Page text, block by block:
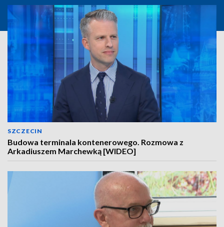
SZCZECIN
Budowa terminala kontenerowego. Rozmowa z
Arkadiuszem Marchewką [WIDEO]